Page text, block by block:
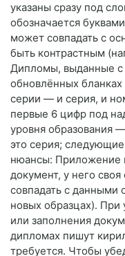
указаны сразу под
обозначается
может совпадать с
быть контрастным
Дипломы, выданные с
обновлённых
серии — и серия, и
первые 6 цифр под
уровня образования
это серия;
нюансы: Приложение
документ, у него
совпадать с данными
новых образцах). При
или заполнения
дипломах пишут
требуется. Чтобы